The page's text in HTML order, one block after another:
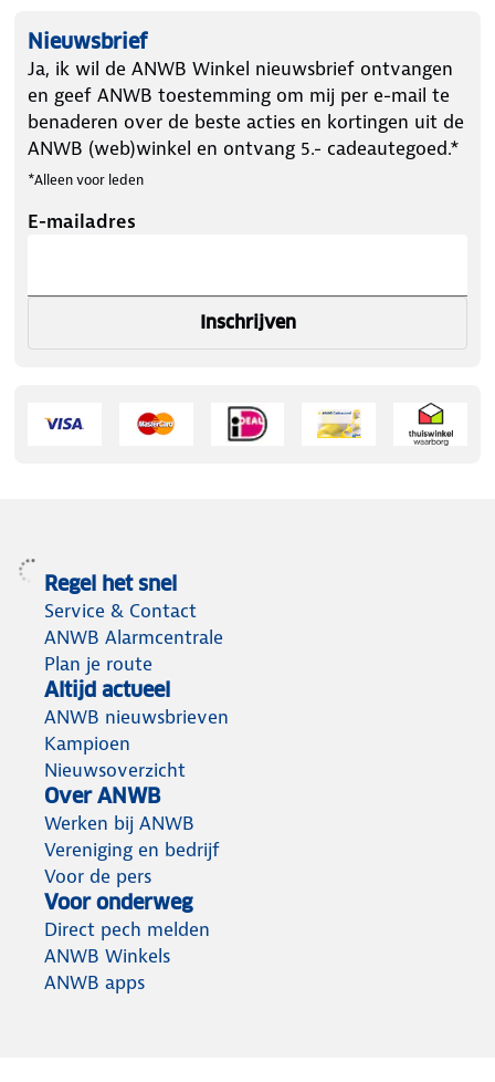
Nieuwsbrief
Ja, ik wil de ANWB Winkel nieuwsbrief ontvangen
en geef ANWB toestemming om mij per e-mail te
benaderen over de beste acties en kortingen uit de
ANWB (web)winkel en ontvang 5.- cadeautegoed.*
*Alleen voor leden
E-mailadres
Inschrijven
Regel het snel
Service & Contact
ANWB Alarmcentrale
Plan je route
Altijd actueel
ANWB nieuwsbrieven
Kampioen
Nieuwsoverzicht
Over ANWB
Werken bij ANWB
Vereniging en bedrijf
Voor de pers
Voor onderweg
Direct pech melden
ANWB Winkels
ANWB apps